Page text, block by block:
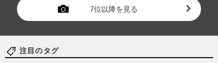
7位以降を見る
注目のタグ